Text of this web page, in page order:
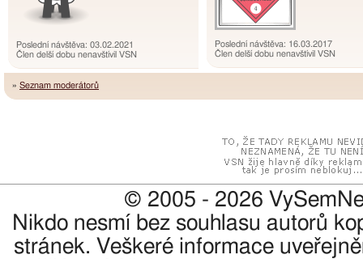
Poslední návštěva: 03.02.2021
Člen delší dobu nenavštívil VSN
Poslední návštěva: 16.03.2017
Člen delší dobu nenavštívil VSN
» Seznam moderátorů
© 2005 - 2026
Nikdo nesmí bez souhlasu autorů
stránek. Veškeré informace